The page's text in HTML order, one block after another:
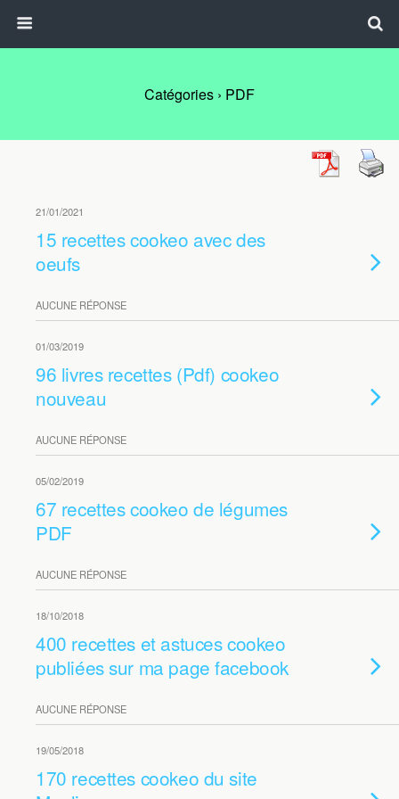
Catégories › PDF
21/01/2021
15 recettes cookeo avec des
oeufs
AUCUNE RÉPONSE
01/03/2019
96 livres recettes (Pdf) cookeo
nouveau
AUCUNE RÉPONSE
05/02/2019
67 recettes cookeo de légumes
PDF
AUCUNE RÉPONSE
18/10/2018
400 recettes et astuces cookeo
publiées sur ma page facebook
AUCUNE RÉPONSE
19/05/2018
170 recettes cookeo du site